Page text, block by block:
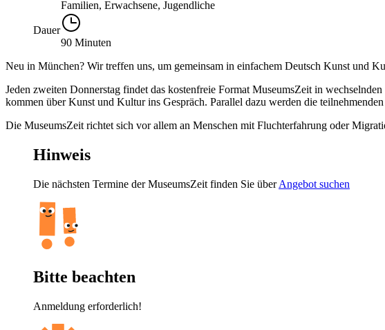
Familien, Erwachsene, Jugendliche
Dauer
90 Minuten
Neu in München? Wir treffen uns, um gemeinsam in einfachem Deutsch Kunst und
Jeden zweiten Donnerstag findet das kostenfreie Format MuseumsZeit in
kommen über Kunst und Kultur ins Gespräch. Parallel dazu werden die
Die MuseumsZeit richtet sich vor allem an Menschen mit Fluchterfahrung oder
Hinweis
Die nächsten Termine der MuseumsZeit finden Sie überAngebot suchen
Bitte beachten
Anmeldung erforderlich!